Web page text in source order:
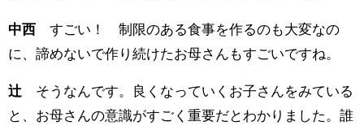
中西 すごい！ 制限のある食事を作るのも大変なの
に、諦めないで作り続けたお母さんもすごいですね。
辻 そうなんです。良くなっていくお子さんをみている
と、お母さんの意識がすごく重要だとわかりました。誰